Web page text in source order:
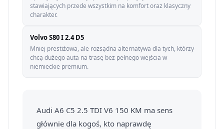
stawiających przede wszystkim na komfort oraz klasyczny
charakter.
Volvo S80 I 2.4 D5
Mniej prestiżowa, ale rozsądna alternatywa dla tych, którzy
chcą dużego auta na trasę bez pełnego wejścia w
niemieckie premium.
Audi A6 C5 2.5 TDI V6 150 KM ma sens
głównie dla kogoś, kto naprawdę